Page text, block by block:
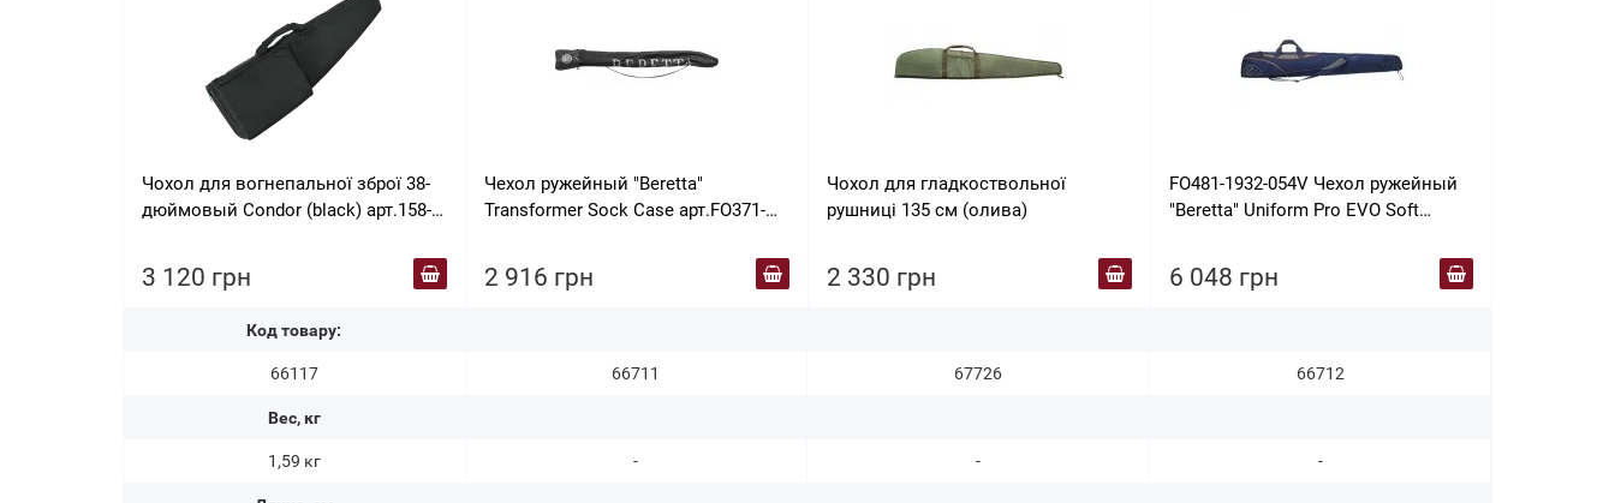
Чохол для вогнепальної зброї 38-
дюймовый Condor (black) арт.158-
3 120 грн
Код товару:
66117
Вес, кг
1,59 кг
Чехол ружейный "Beretta"
Transformer Sock Case арт.FO371-
2 916 грн
66711
-
Чохол для гладкоствольної
рушниці 135 см (олива)
2 330 грн
67726
-
FO481-1932-054V Чехол ружейный
"Beretta" Uniform Pro EVO Soft
6 048 грн
66712
-